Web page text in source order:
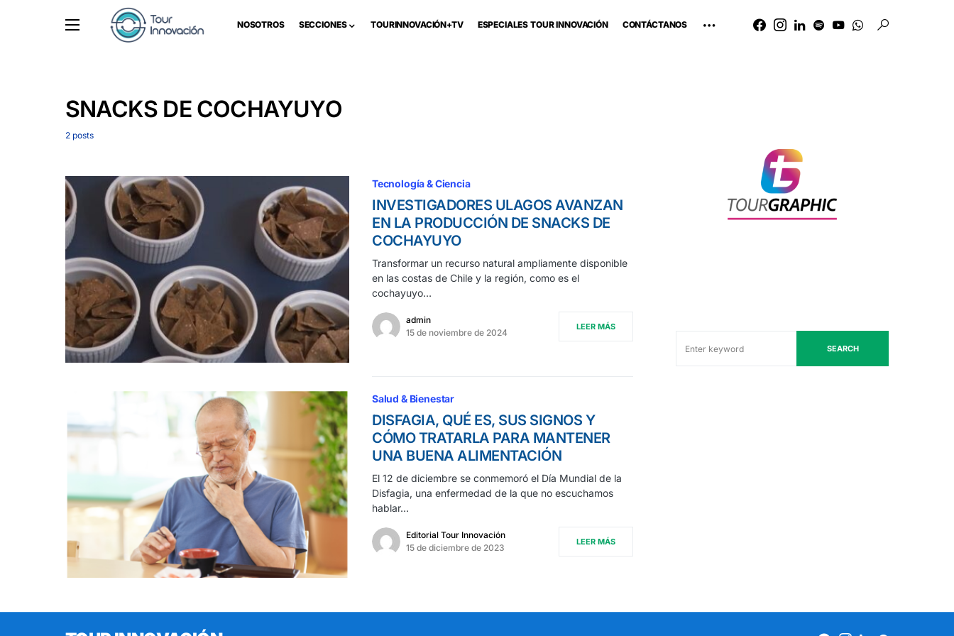
NOSOTROS SECCIONES TOURINNOVACIÓN+TV ESPECIALES TOUR INNOVACIÓN CONTÁCTANOS
SNACKS DE COCHAYUYO
2 posts
Tecnología & Ciencia
INVESTIGADORES ULAGOS AVANZAN
EN LA PRODUCCIÓN DE SNACKS DE
COCHAYUYO
Transformar un recurso natural ampliamente disponible
en las costas de Chile y la región, como es el
cochayuyo…
admin
15 de noviembre de 2024
LEER MÁS
Salud & Bienestar
DISFAGIA, QUÉ ES, SUS SIGNOS Y
CÓMO TRATARLA PARA MANTENER
UNA BUENA ALIMENTACIÓN
El 12 de diciembre se conmemoró el Día Mundial de la
Disfagia, una enfermedad de la que no escuchamos
hablar…
Editorial Tour Innovación
15 de diciembre de 2023
LEER MÁS
SEARCH